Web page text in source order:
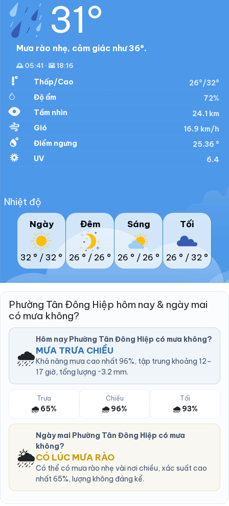
31°
Mưa rào nhẹ, cảm giác như 36°.
🌅 05:41 · 🌇 18:16
Thấp/Cao
26°/32°
Độ ẩm
72%
Tầm nhìn
24.1 km
Gió
16.9 km/h
Điểm ngưng
25.36 °
UV
6.4
Nhiệt độ
Ngày
32 ° / 32 °
Đêm
26 ° / 26 °
Sáng
26 ° / 26 °
Tối
26 ° / 32 °
Phường Tân Đông Hiệp hôm nay & ngày mai
có mưa không?
🌧️
Hôm nay Phường Tân Đông Hiệp có mưa không?
MƯA TRƯA CHIỀU
Khả năng mưa cao nhất 96%, tập trung khoảng 12–
17 giờ, tổng lượng ~3.2 mm.
Trưa
🌧️ 65%
Chiều
🌧️ 96%
Tối
🌧️ 93%
🌦️
Ngày mai Phường Tân Đông Hiệp có mưa
không?
CÓ LÚC MƯA RÀO
Có thể có mưa rào nhẹ vài nơi chiều, xác suất cao
nhất 65%, lượng không đáng kể.